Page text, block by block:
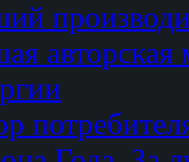
авторская